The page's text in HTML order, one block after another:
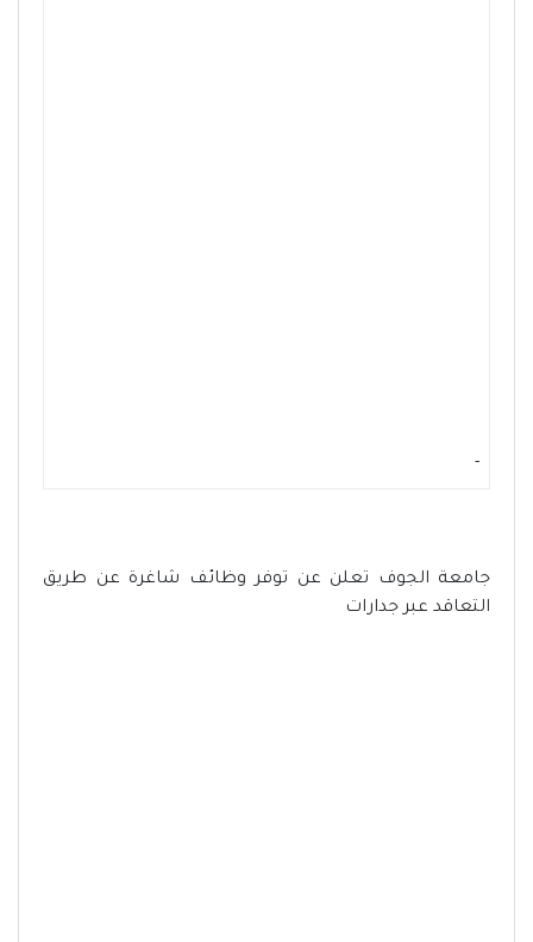
-
جامعة الجوف تعلن عن توفر وظائف شاغرة عن طريق
التعاقد عبر جدارات